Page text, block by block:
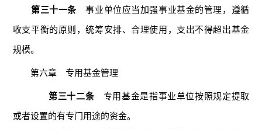
第三十一条事业单位应当加强事业基金的管理，遵循
收支平衡的原则，统筹安排、合理使用，支出不得超出基金
规模。
第六章 专用基金管理
第三十二条专用基金是指事业单位按照规定提取
或者设置的有专门用途的资金。